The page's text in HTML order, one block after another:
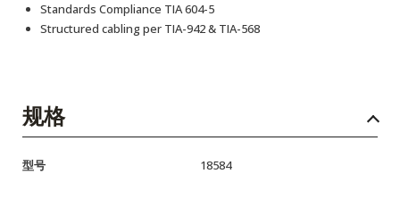
Standards Compliance TIA 604-5
Structured cabling per TIA-942 & TIA-568
规格
型号 18584